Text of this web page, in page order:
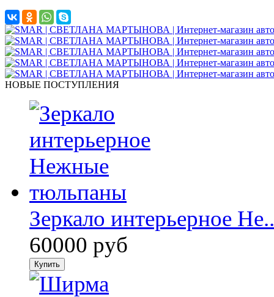
НОВЫЕ ПОСТУПЛЕНИЯ
Зеркало интерьерное
60000 руб